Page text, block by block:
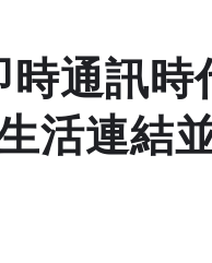
通訊
活連結